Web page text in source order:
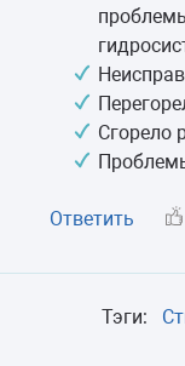
Сгорело
Ответить
Тэги: